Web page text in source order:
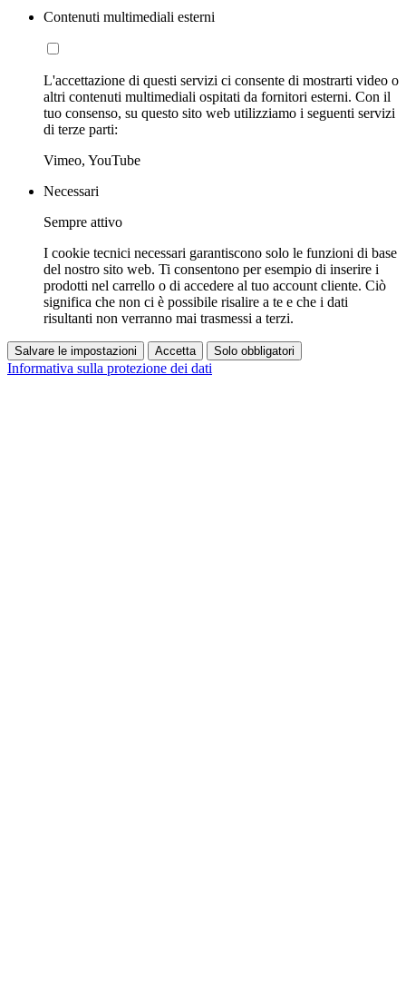
Contenuti multimediali esterni
L'accettazione di questi servizi ci consente di mostrarti video o
altri contenuti multimediali ospitati da fornitori esterni. Con il
tuo consenso, su questo sito web utilizziamo i seguenti servizi
di terze parti:
Vimeo, YouTube
Necessari
Sempre attivo
I cookie tecnici necessari garantiscono solo le funzioni di base
del nostro sito web. Ti consentono per esempio di inserire i
prodotti nel carrello o di accedere al tuo account cliente. Ciò
significa che non ci è possibile risalire a te e che i dati
risultanti non verranno mai trasmessi a terzi.
Salvare le impostazioni Accetta Solo obbligatori
Informativa sulla protezione dei dati